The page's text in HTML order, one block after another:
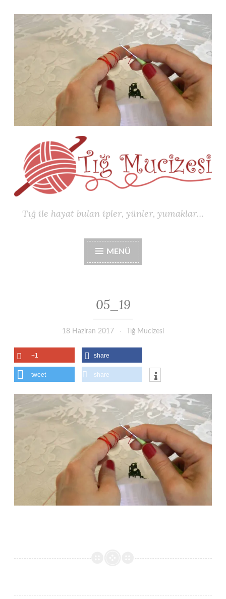
geç
Tığ ile hayat bulan ipler, yünler, yumaklar…
MENÜ
05_19
18 Haziran 2017 Tığ Mucizesi
+1 share
tweet share